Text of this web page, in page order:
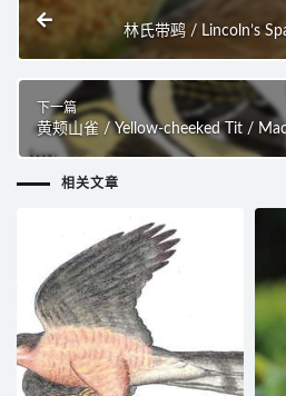
林氏带鹀 / Lincoln’s
下一篇
黄颊山雀 / Yellow-cheeked Tit /
spilonotus
相关文章